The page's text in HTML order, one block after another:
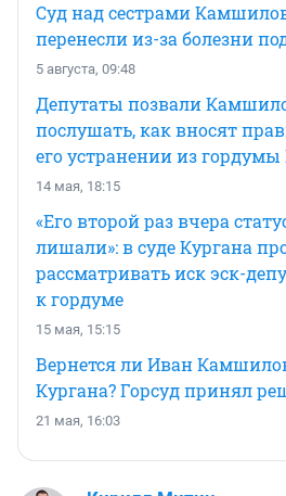
Суд над сестрами
перенесли из-за болезни
5 августа, 09:48
Депутаты позвали
послушать, как вносят
его устранении из гордумы
14 мая, 18:15
«Его второй раз вчера
лишали»: в суде Кургана
рассматривать иск эск-
к гордуме
15 мая, 15:15
Вернется ли Иван
Кургана? Горсуд принял
21 мая, 16:03